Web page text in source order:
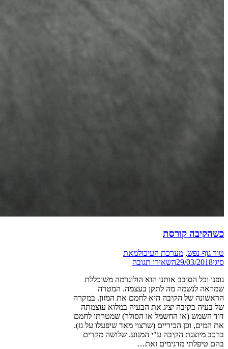
כשהקיבה קורסת
טור גוף-נפש, מערכת העיכולמאת
סיגי29/03/2018השאירו תגובה
גופנו וכל הסובב אותנו הוא הולוגרמה משוכללת
שמראה לנשמה מה לתקן בעצמה. המטרה
הראשונה של הקיבה היא לחמם את המזון. במקרה
של בעיה בקיבה יציג את הבעיה במלוא עוצמתה
דוד השמש (או החשמל או הסולר) שמטרתו לחמם
את המים, וכן הכיריים (שרצוי מאד שיפעלו על גז).
ברכב מיוצגת הקיבה ע"י המנוע. שלושה מקרים
בהם טיפלתי מדגימים זאת…